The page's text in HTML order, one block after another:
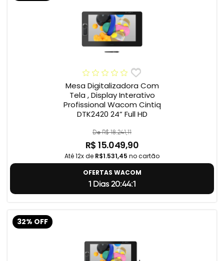
Mesa Digitalizadora Com
Tela , Display Interativo
Profissional Wacom Cintiq
DTK2420 24” Full HD
De R$ 18.241,11
R$ 15.049,90
Até 12x de R$1.531,45 no cartão
OFERTAS WACOM
1 Dias 20:44:0
32% OFF